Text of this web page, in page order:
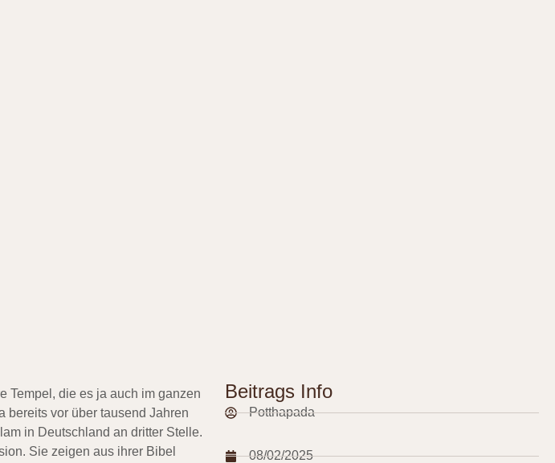
Tempel, die es ja auch im ganzen
bereits vor über tausend Jahren
in Deutschland an dritter Stelle.
Sie zeigen aus ihrer Bibel
Beitrags Info
Potthapada
08/02/2025